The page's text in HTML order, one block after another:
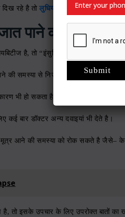
रहे है तो लुधियाना में पित्त पथरी की सर्जरी
पाने का इलाज क्या
है, तो “इंसुलिन थेरेपी” एक बेहतरीन
की समस्या से निजात दिलवाता है।
भी हो सकता है
कई बार डॉक्टर अन्य दवाइयां भी देते है।
मूत्र आने की समस्या को रोक सकते है जैसे–
है, तो इसके उपचार के लिए उपरोक्त बातों